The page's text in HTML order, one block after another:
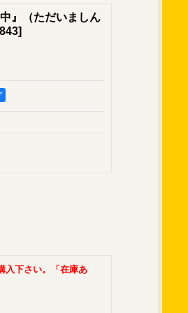
』（ただいましん
]
入下さい。「在庫あ